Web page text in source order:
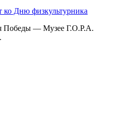
ко Дню физкультурника
Победы — Музее Г.О.Р.А.